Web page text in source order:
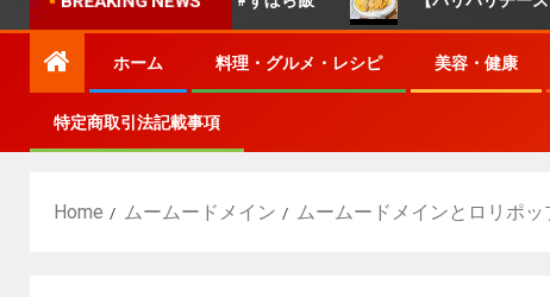
ホーム 料理・グルメ・レシピ 美容・健康
特定商取引法記載事項
Home ムームードメイン ムームードメインとロリポ